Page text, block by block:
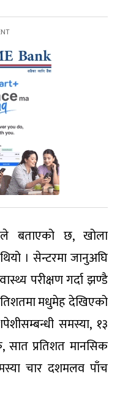
बताएको छ, खोला
। सेन्टरमा जानुअघि
परीक्षण गर्दा झण्डै
मधुमेह देखिएको
समस्या, १३
सात प्रतिशत मानसिक
चार दशमलव पाँच